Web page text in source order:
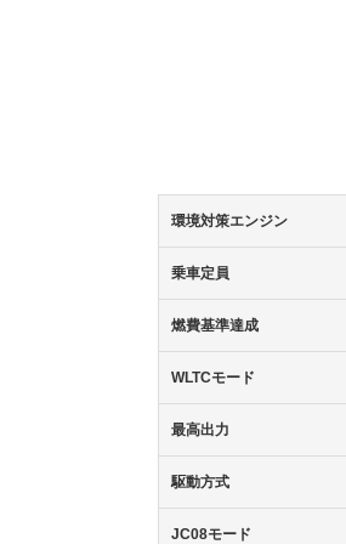
環境対策エンジン
乗車定員
燃費基準達成
WLTCモード
最高出力
駆動方式
JC08モード